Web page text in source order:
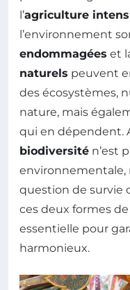
l’agriculture
l’environnement
endommagées et
naturels peuvent
des écosystèmes,
nature, mais
qui en dépendent.
biodiversité n’est
environnementale,
question de survie
ces deux formes
essentielle pour
harmonieux.